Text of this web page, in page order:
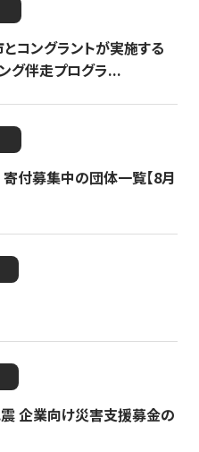
コングラントが実施する
グ伴走プログラ...
付募集中の団体一覧【8月
企業向け災害支援募金の